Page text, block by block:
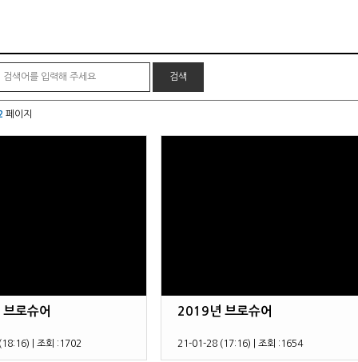
페이지
로슈어
|조회 : 1702
2019년 브로슈어
21-01-28 (17:16) 조회 : 1654